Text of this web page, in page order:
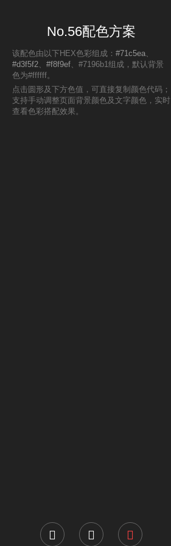
No.56配色方案
该配色由以下HEX色彩组成： #71c5ea、
#d3f5f2、 #f8f9ef、#7196b1组成，默认背景
色为#ffffff。
点击圆形及下方色值，可直接复制颜色代码；
支持手动调整页面背景颜色及文字颜色，实时
查看色彩搭配效果。